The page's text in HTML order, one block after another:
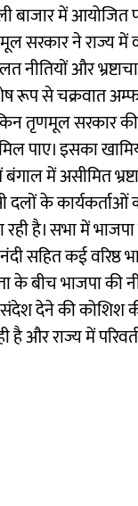
में आयोजित
ने राज्य में
नीतियों और
रूप से चक्रवात
तृणमूल सरकार की
पाए। इसका
में असीमित
दलों के
है। सभा में
सहित कई वरिष्ठ
भाजपा की
देने की कोशिश
और राज्य में